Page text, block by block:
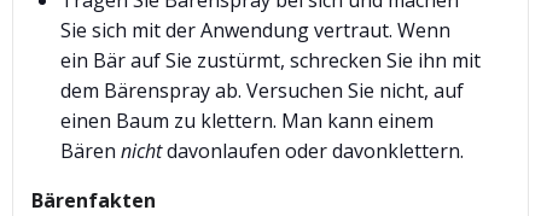
Sie sich mit der Anwendung vertraut. Wenn
ein Bär auf Sie zustürmt, schrecken Sie ihn mit
dem Bärenspray ab. Versuchen Sie nicht, auf
einen Baum zu klettern. Man kann einem
Bären nichtdavonlaufen oder davonklettern.
Bärenfakten